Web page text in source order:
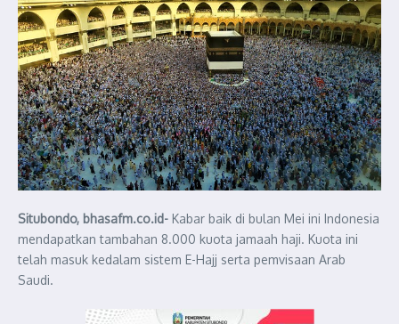
Situbondo, bhasafm.co.id- Kabar baik di bulan Mei ini Indonesia
mendapatkan tambahan 8.000 kuota jamaah haji. Kuota ini
telah masuk kedalam sistem E-Hajj serta pemvisaan Arab
Saudi.